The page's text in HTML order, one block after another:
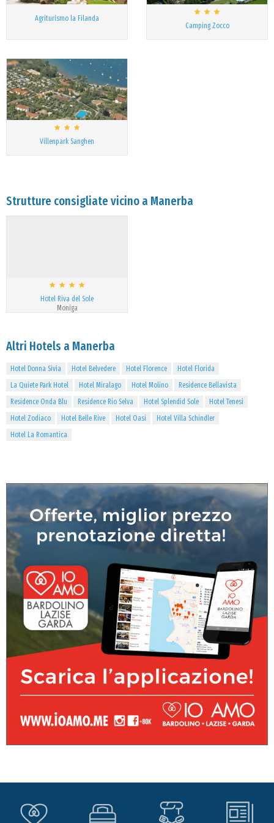
Agriturismo la Filanda
Camping Zocco
Villenpark Sanghen
Strutture consigliate vicino a Manerba
Hotel Riva del Sole
Moniga
Altri Hotels a Manerba
Hotel Donna Sivia Hotel Belvedere Hotel Florence
Hotel Florida
La Quiete Park Hotel
Hotel Miralago Hotel Molino
Residence Bellavista
Residence Onda Blu
Residence Rio Selva Hotel Splendid Sole
Hotel Tenesi
Hotel Zodiaco
Hotel Belle Rive Hotel Oasi
Hotel Villa Schindler
Hotel La Romantica